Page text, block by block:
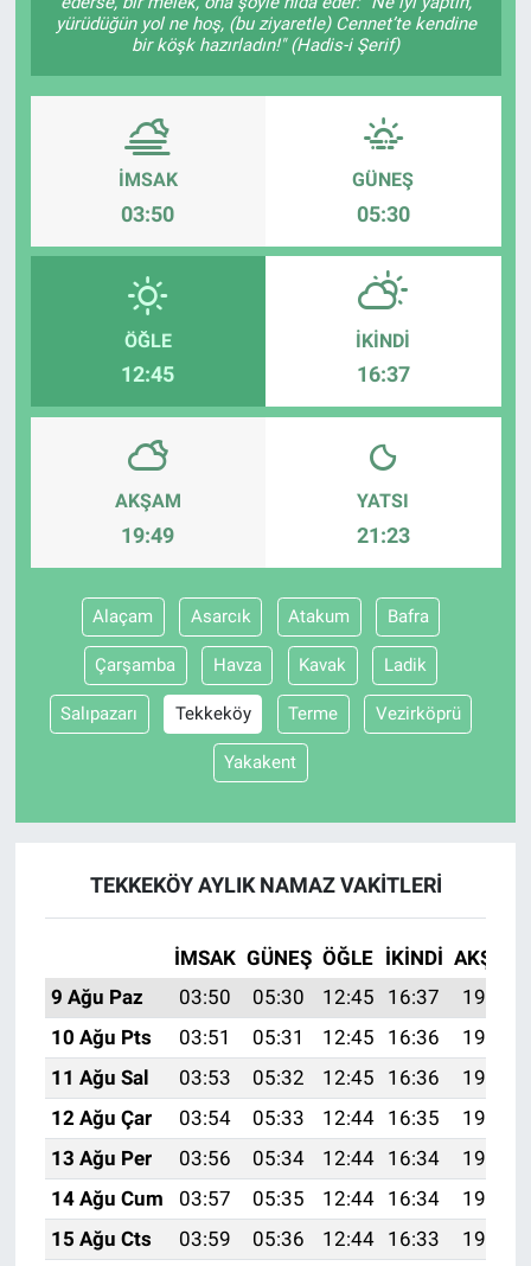
yürüdüğün yol ne hoş, (bu ziyaretle) Cennet’te kendine
bir köşk hazırladın!" (Hadis-i Şerif)
İMSAK
03:50
GÜNEŞ
05:30
ÖĞLE
12:45
İKINDI
16:37
AKŞAM
19:49
YATSI
21:23
Alaçam Asarcık Atakum Bafra
Çarşamba Havza Kavak Ladik
Salıpazarı Tekkeköy Terme Vezirköprü
Yakakent
TEKKEKÖY AYLIK NAMAZ VAKITLERI
İMSAK GÜNEŞ ÖĞLE İKINDI AKŞAM
9 Ağu Paz
03:50 05:30 12:45 16:37
19:49
10 Ağu Pts
03:51 05:31 12:45 16:36
19:48
11 Ağu Sal
03:53 05:32 12:45 16:36
19:47
12 Ağu Çar
03:54 05:33 12:44 16:35
19:45
13 Ağu Per
03:56 05:34 12:44 16:34
19:44
14 Ağu Cum
03:57 05:35 12:44 16:34
19:43
15 Ağu Cts
03:59 05:36 12:44 16:33
19:41